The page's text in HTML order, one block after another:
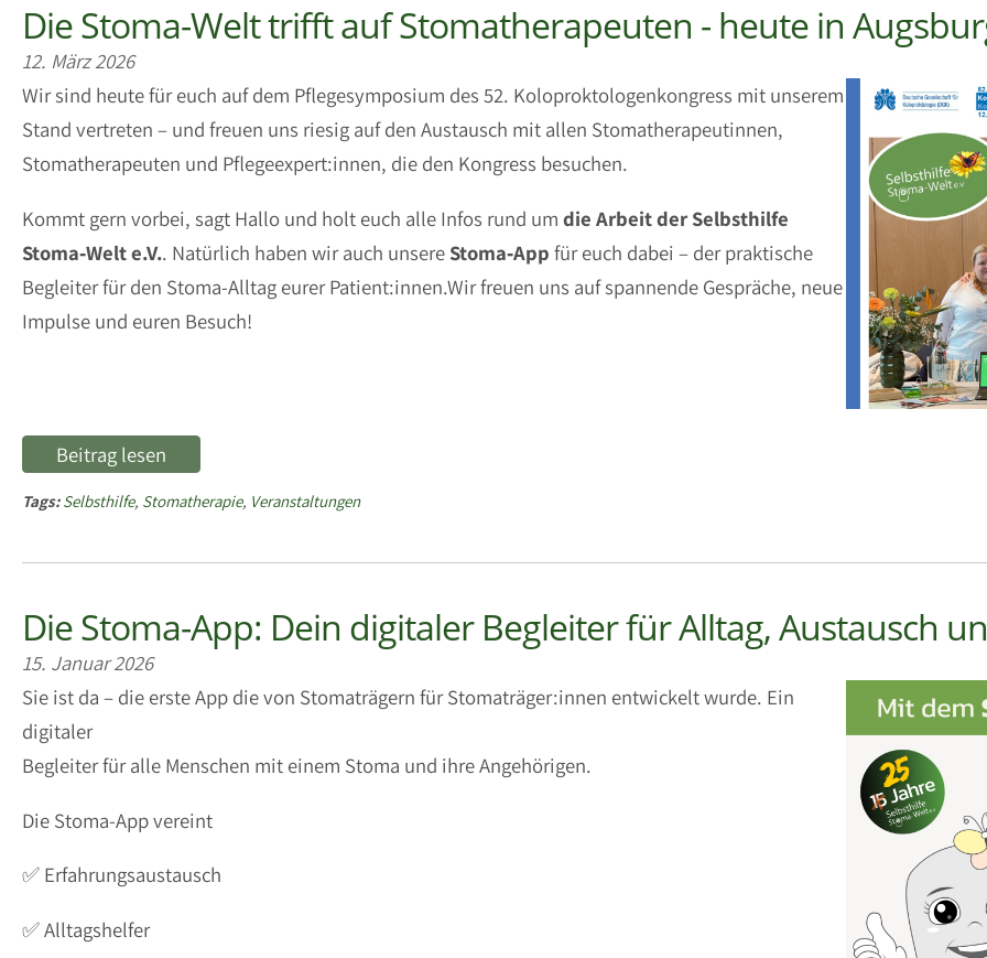
Die Stoma-Welt trifft auf Stomatherapeuten - heute in
12. März 2026
Wir sind heute für euch auf dem Pflegesymposium des 52. Koloproktologenkongress mit unserem
Stand vertreten – und freuen uns riesig auf den Austausch mit allen Stomatherapeutinnen,
Stomatherapeuten und Pflegeexpert:innen, die den Kongress besuchen.
Kommt gern vorbei, sagt Hallo und holt euch alle Infos rund um die Arbeit der Selbsthilfe
Stoma‑Welt e.V.. Natürlich haben wir auch unsere Stoma‑App für euch dabei – der praktische
Begleiter für den Stoma-Alltag eurer Patient:innen.Wir freuen uns auf spannende Gespräche, neue
Impulse und euren Besuch!
Beitrag lesen
Tags:Selbsthilfe, Stomatherapie, Veranstaltungen
Die Stoma-App: Dein digitaler Begleiter für Alltag, Austausch
15. Januar 2026
Sie ist da – die erste App die von Stomaträgern für Stomaträger:innen entwickelt wurde. Ein
digitaler
Begleiter für alle Menschen mit einem Stoma und ihre Angehörigen.
Die Stoma-App vereint
✅ Erfahrungsaustausch
✅ Alltagshelfer